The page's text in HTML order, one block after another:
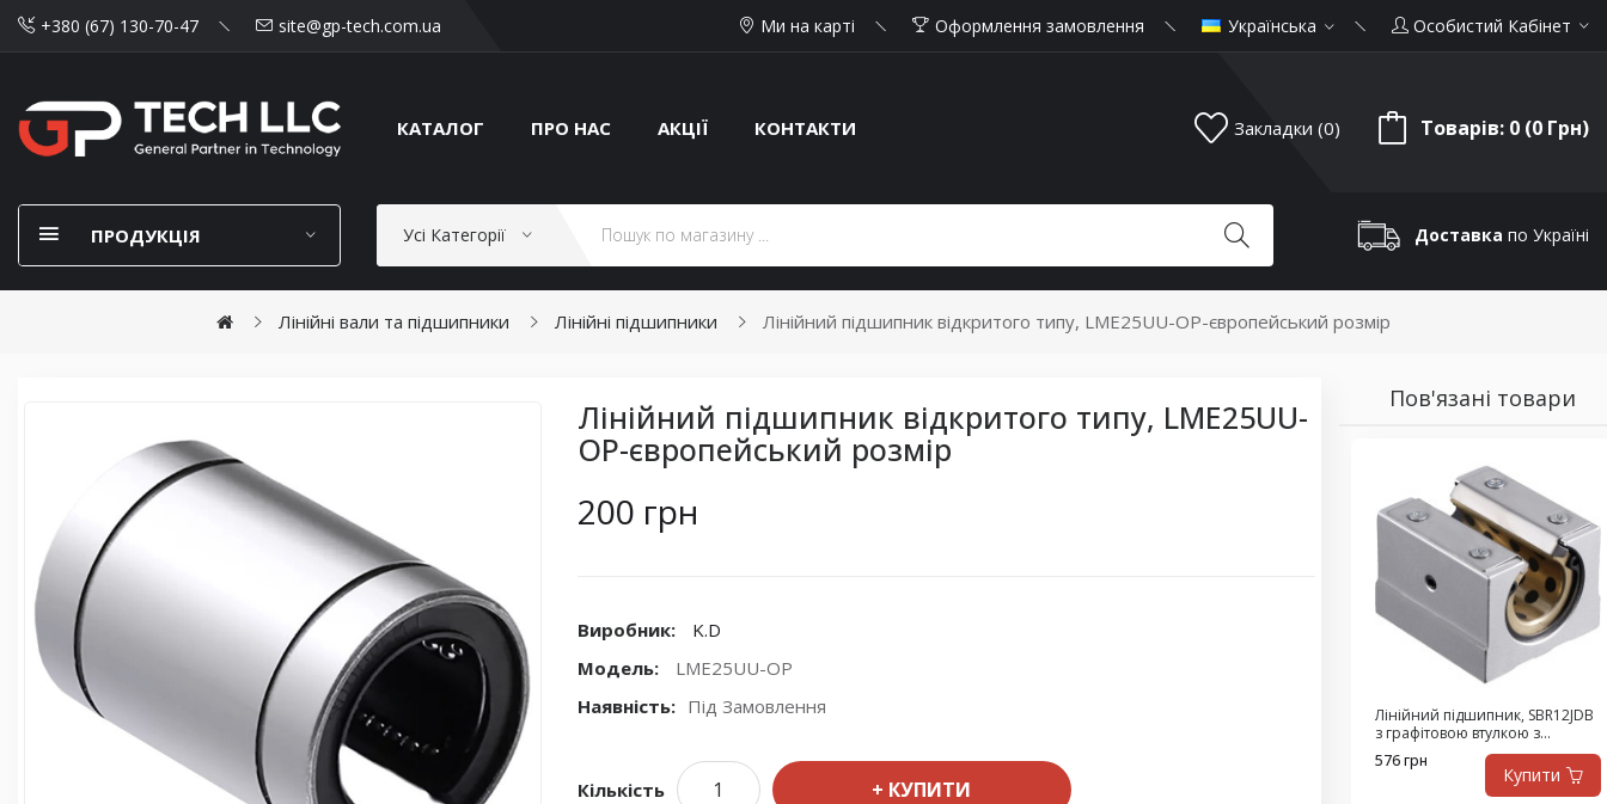
+380 (67) 130-70-47 site@gp-tech.com.ua Ми на карті Оформлення замовлення Українська Особистий Кабінет
КАТАЛОГ ПРО НАС АКЦІЇ КОНТАКТИ Закладки (0) Товарів: 0 (0 Грн)
ПРОДУКЦІЯ Усі Категорії Доставка по Україні
Лінійні вали та підшипники Лінійні підшипники Лінійний підшипник відкритого типу, LME25UU-OP-європейський розмір
Лінійний підшипник відкритого типу, LME25UU-
OP-європейський розмір
200 грн
Виробник:
K.D
Модель:
LME25UU-OP
Наявність: Під Замовлення
Кількість КУПИТИ
Пов'язані товари
Лінійний підшипник, SBR12JDB
з графітовою втулкою з
високоміцної латуні,
самозмащувальний
576 грн
Купити